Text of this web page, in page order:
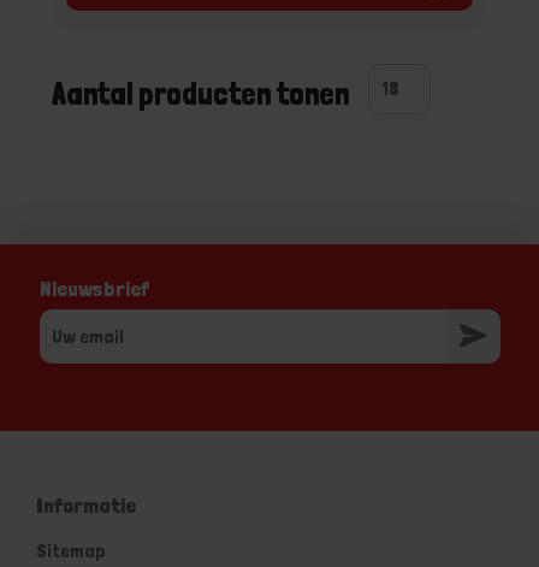
Aantal producten tonen
Nieuwsbrief
Informatie
Sitemap